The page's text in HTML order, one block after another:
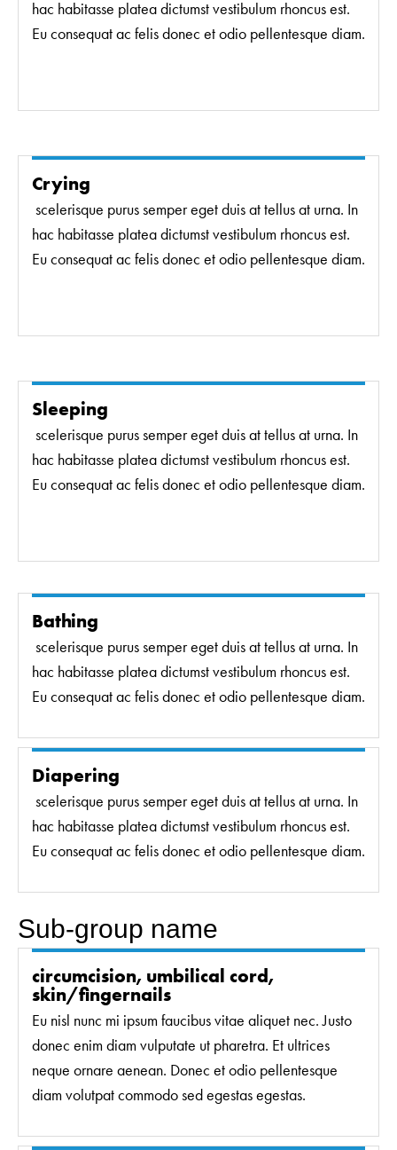
hac habitasse platea dictumst vestibulum rhoncus est.
Eu consequat ac felis donec et odio pellentesque diam.
Crying
scelerisque purus semper eget duis at tellus at urna. In
hac habitasse platea dictumst vestibulum rhoncus est.
Eu consequat ac felis donec et odio pellentesque diam.
Sleeping
scelerisque purus semper eget duis at tellus at urna. In
hac habitasse platea dictumst vestibulum rhoncus est.
Eu consequat ac felis donec et odio pellentesque diam.
Bathing
scelerisque purus semper eget duis at tellus at urna. In
hac habitasse platea dictumst vestibulum rhoncus est.
Eu consequat ac felis donec et odio pellentesque diam.
Diapering
scelerisque purus semper eget duis at tellus at urna. In
hac habitasse platea dictumst vestibulum rhoncus est.
Eu consequat ac felis donec et odio pellentesque diam.
Sub-group name
circumcision, umbilical cord,
skin/fingernails
Eu nisl nunc mi ipsum faucibus vitae aliquet nec. Justo
donec enim diam vulputate ut pharetra. Et ultrices
neque ornare aenean. Donec et odio pellentesque
diam volutpat commodo sed egestas egestas.